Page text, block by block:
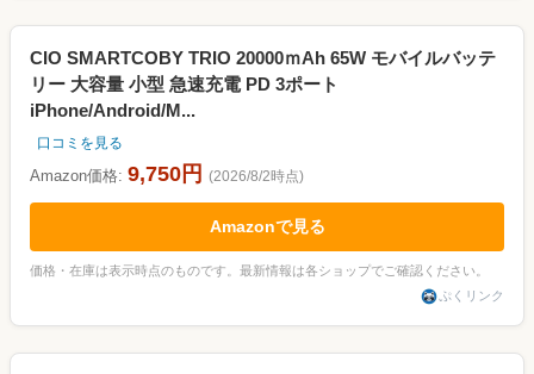
CIO SMARTCOBY TRIO 20000ｍAh 65W モバイルバッテ
リー 大容量 小型 急速充電 PD 3ポート
iPhone/Android/M...
口コミを見る
Amazon価格: 9,750円 (2026/8/2時点)
Amazonで見る
価格・在庫は表示時点のものです。最新情報は各ショップでご確認ください。
ぷくリンク